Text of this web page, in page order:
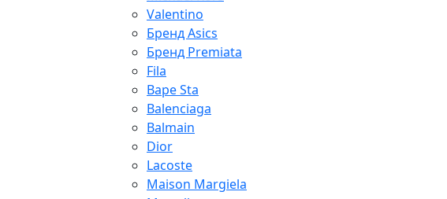
Valentino
Бренд Asics
Бренд Premiata
Fila
Bape Sta
Balenciaga
Balmain
Dior
Lacoste
Maison Margiela